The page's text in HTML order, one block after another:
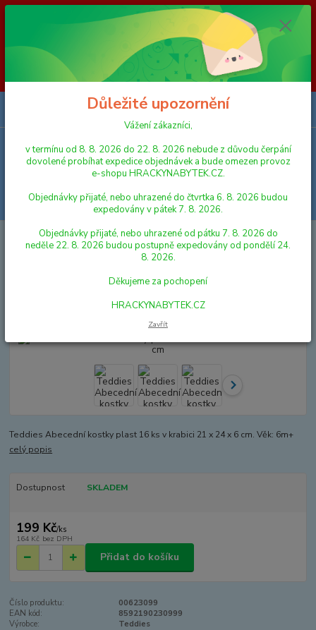
Vážení zákazníci, v termínu od 8. 8. 2026 do 23. 8. 2026 nebude z
důvodu čerpání dovolené probíhat expedice objednávek a bude omezen
provoz e-shopu HRACKYNABYTEK.CZ. Objednávky přijaté, nebo
uhrazené do čtvrtka 6. 8. 2026 budou expedovány v pátek 7. 8. 2026.
Objednávky přijaté, nebo uhrazené od pátku 7. 8. 2026 do neděle 23. 8.
2026 budou postupně expedovány od pondělí 24. 8. 2026. Děkujeme za
pochopení HRACKYNABYTEK.CZ
Menu
Hledat
PRO NEJMENŠÍ STAVEBNICE
Teddies Abecední kostky plast
16 ks v krabici 21 x 24 x 6 cm
Teddies Abecední kostky plast 16
ks v krabici 21 x 24 x 6 cm
Teddies Abecední kostky plast 16 ks v krabici 21 x 24 x 6 cm. Věk: 6m+
celý popis
Dostupnost SKLADEM
199 Kč/ks
164 Kč bez DPH
Přidat do košíku
Číslo produktu:
00623099
EAN kód:
8592190230999
Výrobce:
Teddies
Důležité upozornění
Vážení zákazníci,
v termínu od 8. 8. 2026 do 22. 8. 2026 nebude z důvodu čerpání
dovolené probíhat expedice objednávek a bude omezen provoz
e-shopu HRACKYNABYTEK.CZ.
Objednávky přijaté, nebo uhrazené do čtvrtka 6. 8. 2026 budou
expedovány v pátek 7. 8. 2026.
Objednávky přijaté, nebo uhrazené od pátku 7. 8. 2026 do
neděle 22. 8. 2026 budou postupně expedovány od pondělí 24.
8. 2026.
Děkujeme za pochopení
HRACKYNABYTEK.CZ
Zavřít